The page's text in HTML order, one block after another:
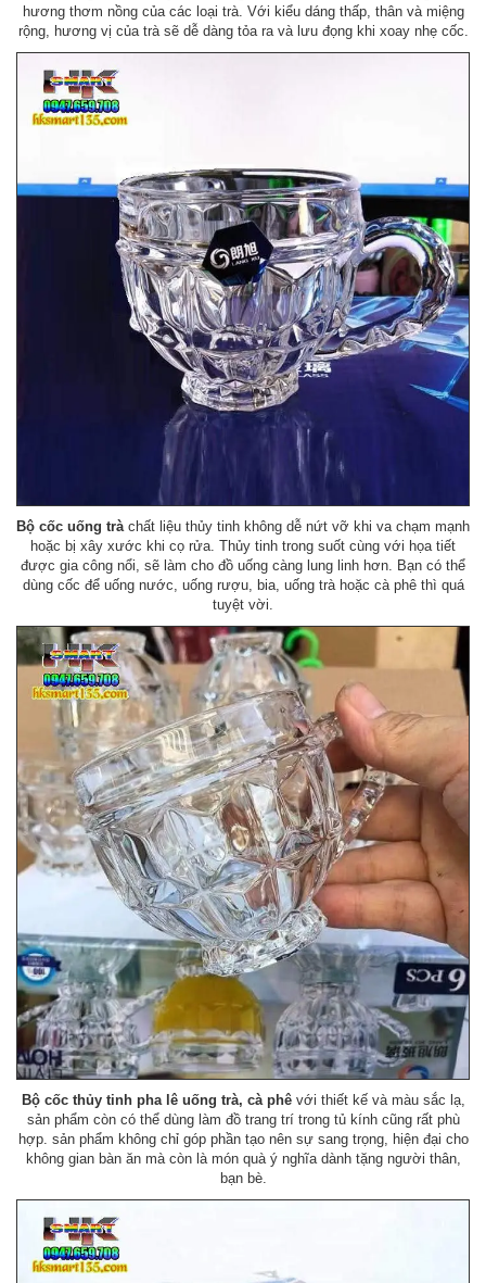
hương thơm nồng của các loại trà. Với kiểu dáng thấp, thân và miệng
rộng, hương vị của trà sẽ dễ dàng tỏa ra và lưu đọng khi xoay nhẹ cốc.
Bộ cốc uống trà chất liệu thủy tinh không dễ nứt vỡ khi va chạm mạnh
hoặc bị xây xước khi cọ rửa. Thủy tinh trong suốt cùng với họa tiết
được gia công nổi, sẽ làm cho đồ uống càng lung linh hơn. Bạn có thể
dùng cốc để uống nước, uống rượu, bia, uống trà hoặc cà phê thì quá
tuyệt vời.
Bộ cốc thủy tinh pha lê uống trà, cà phêvới thiết kế và màu sắc lạ,
sản phẩm còn có thể dùng làm đồ trang trí trong tủ kính cũng rất phù
hợp. sản phẩm không chỉ góp phần tạo nên sự sang trọng, hiện đại cho
không gian bàn ăn mà còn là món quà ý nghĩa dành tặng người thân,
bạn bè.